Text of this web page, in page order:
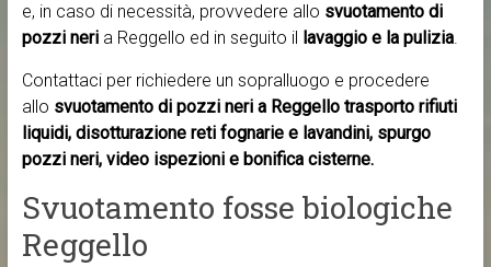
e, in caso di necessità, provvedere allo svuotamento di
pozzi neria Reggello ed in seguito il lavaggio e la pulizia.
Contattaci per richiedere un sopralluogo e procedere
allo svuotamento di pozzi neri a Reggello trasporto rifiuti
liquidi, disotturazione reti fognarie e lavandini, spurgo
pozzi neri, video ispezioni e bonifica cisterne.
Svuotamento fosse biologiche
Reggello